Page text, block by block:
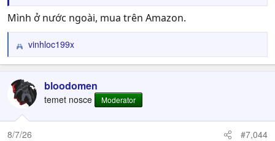
Mình ở nước ngoài, mua trên Amazon.
R
e
c
t
o
n
vinhloc199x
bloodomen
temet nosce Moderator
8/7/26 #7,044